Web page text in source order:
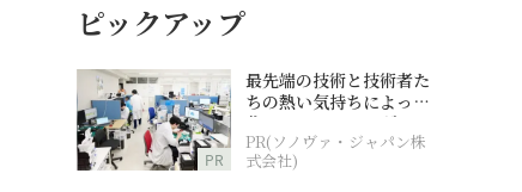
ピックアップ
PR
最先端の技術と技術者た
ちの熱い気持ちによって
作られているオーダーメ
イド補聴器
PR(ソノヴァ・ジャパン株
式会社)